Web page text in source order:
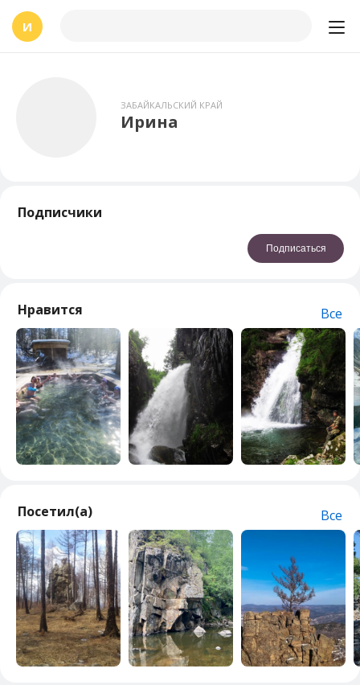
И
ЗАБАЙКАЛЬСКИЙ КРАЙ
Ирина
Подписчики
Подписаться
Нравится Все
Посетил(а) Все